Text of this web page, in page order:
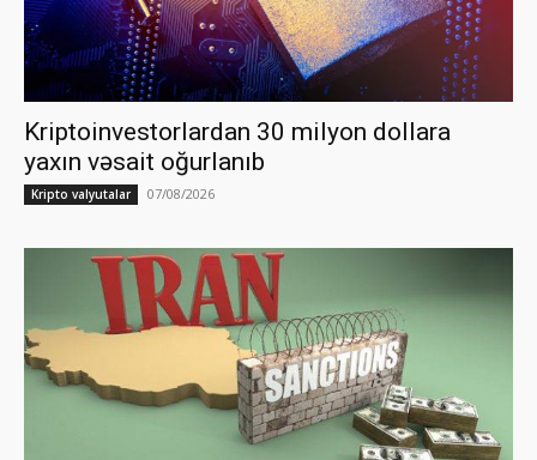
Kriptoinvestorlardan 30 milyon dollara
yaxın vəsait oğurlanıb
Kripto valyutalar 07/08/2026